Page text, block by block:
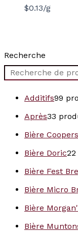
$0.13/g
Recherche
Additifs99
Après33
Bière Coopers
Bière Doric22
Bière Fest
Bière Micro
Bière
Bière